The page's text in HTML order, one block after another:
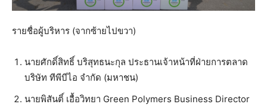
รายชื่อผู้บริหาร (จากซ้ายไปขวา)
นายศักดิ์สิทธิ์ บริสุทธนะกุล ประธานเจ้าหน้าที่ฝ่ายการตลาด
บริษัท ทีพีบีไอ จำกัด (มหาชน)
นายพิสันติ์ เอื้อวิทยา Green Polymers Business Director